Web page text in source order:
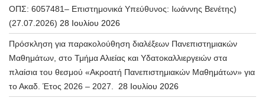
ΟΠΣ: 6057481– Επιστημονικά Υπεύθυνος: Ιωάννης Βενέτης)
(27.07.2026) 28 Ιουλίου 2026
Πρόσκληση για παρακολούθηση διαλέξεων Πανεπιστημιακών
Μαθημάτων, στο Τμήμα Αλιείας και Υδατοκαλλιεργειών στα
πλαίσια του θεσμού «Ακροατή Πανεπιστημιακών Μαθημάτων» για
το Ακαδ. Έτος 2026 – 2027.
28 Ιουλίου 2026